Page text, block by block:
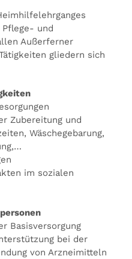
und
Außerferner
gliedern sich
Zubereitung und
Wäschegebarung,
im sozialen
Basisversorgung
bei der
von Arzneimitteln